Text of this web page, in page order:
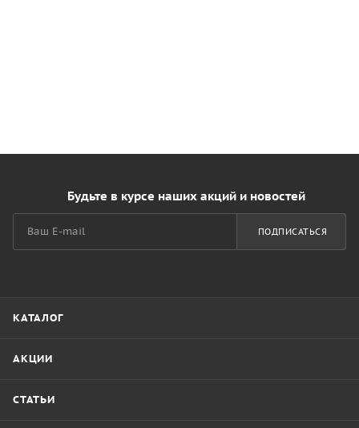
Будьте в курсе наших акций и новостей
ПОДПИСАТЬСЯ
КАТАЛОГ
АКЦИИ
СТАТЬИ